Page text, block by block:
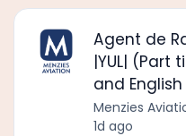
Agent de
|YUL| (Part
and
Menzies
1d ago